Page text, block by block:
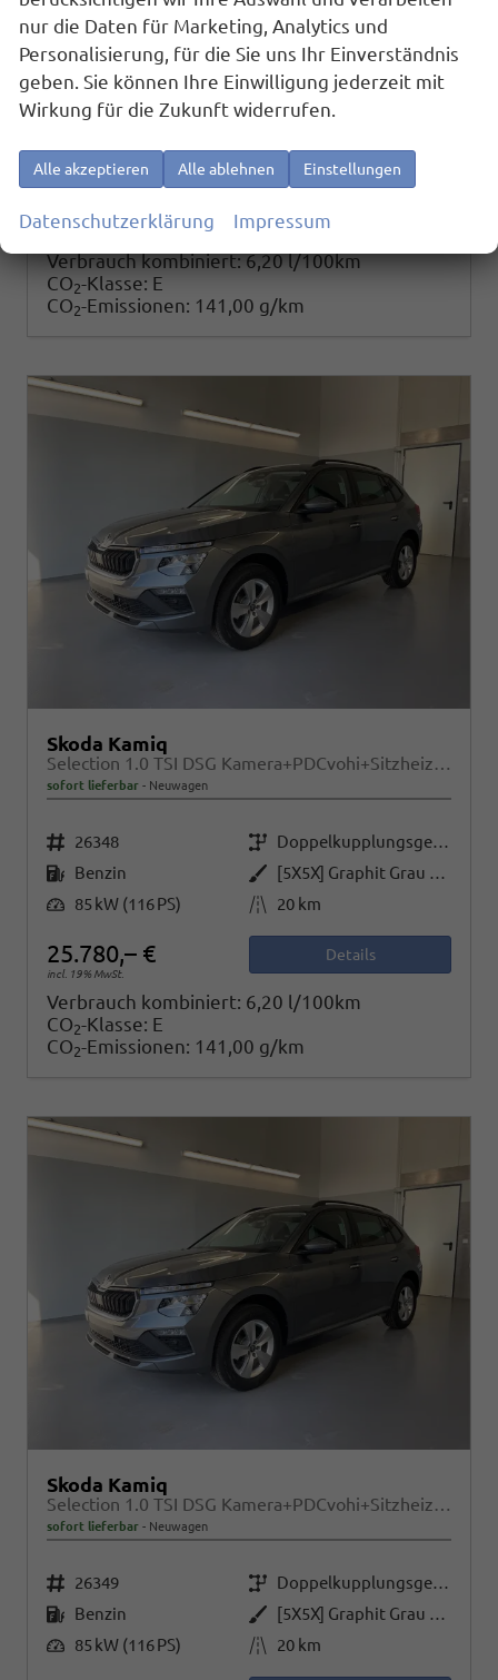
sofort lieferbar Neuwagen
25919
85 kW (116 PS) 20 km
25.780,– € Details
Verbrauch kombiniert:6,20 l/100km
CO2-Klasse: E
CO2-Emissionen: 141,00 g/km
Skoda Kamiq
Selection 1.0 TSI DSG Kamera+PDCvohi+Sitzheizung+AppConnect+Sunset+Alu16
sofort lieferbar Neuwagen
Fahrzeugnr. 26348 Getriebe
Doppelkupplungsgetriebe (DSG)
Kraftstoff Benzin Außenfarbe
[5X5X] Graphit Grau Metallic
Leistung 85 kW (116 PS) Kilometerstand 20 km
25.780,– €
incl. 19% MwSt.
Details
Verbrauch kombiniert: 6,20 l/100km
CO2-Klasse: E
CO2-Emissionen: 141,00 g/km
Skoda Kamiq
Selection 1.0 TSI DSG Kamera+PDCvohi+Sitzheizung+AppConnect+Sunset+Alu16
sofort lieferbar Neuwagen
Fahrzeugnr. 26349 Getriebe
Doppelkupplungsgetriebe (DSG)
Kraftstoff Benzin Außenfarbe
[5X5X] Graphit Grau Metallic
Leistung 85 kW (116 PS) Kilometerstand 20 km
nur die Daten für Marketing, Analytics und
Personalisierung, für die Sie uns Ihr Einverständnis
geben. Sie können Ihre Einwilligung jederzeit mit
Wirkung für die Zukunft widerrufen.
Alle akzeptieren Alle ablehnen Einstellungen
Datenschutzerklärung Impressum